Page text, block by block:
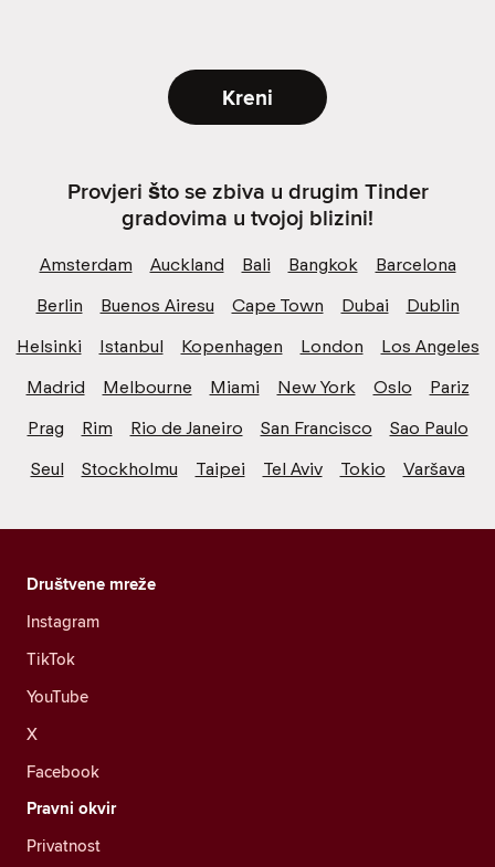
Kreni
Provjeri što se zbiva u drugim Tinder
gradovima u tvojoj blizini!
Amsterdam Auckland Bali Bangkok
Barcelona
Berlin
Buenos Airesu Cape Town Dubai
Dublin
Helsinki
Istanbul Kopenhagen London
Los Angeles
Madrid
Melbourne Miami New York Oslo
Pariz
Prag
Rim Rio de Janeiro San Francisco
Sao Paulo
Seul
Stockholmu Taipei Tel Aviv Tokio Varšava
Društvene mreže
Instagram
TikTok
YouTube
X
Facebook
Pravni okvir
Privatnost